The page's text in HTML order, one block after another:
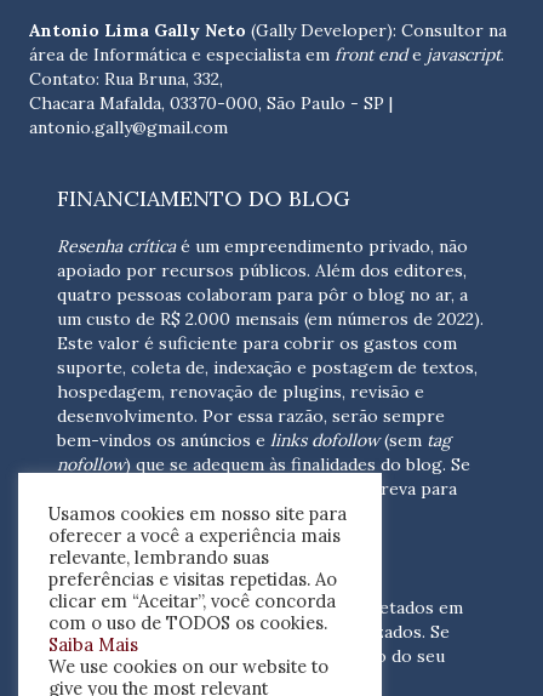
Antonio Lima Gally Neto (Gally Developer): Consultor na
área de Informática e especialista em front ende javascript.
Contato: Rua Bruna, 332,
Chacara Mafalda, 03370-000, São Paulo - SP |
antonio.gally@gmail.com
FINANCIAMENTO DO BLOG
Resenha críticaé um empreendimento privado, não
apoiado por recursos públicos. Além dos editores,
quatro pessoas colaboram para pôr o blog no ar, a
um custo de R$ 2.000 mensais (em números de 2022).
Este valor é suficiente para cobrir os gastos com
suporte, coleta de, indexação e postagem de textos,
hospedagem, renovação de plugins, revisão e
desenvolvimento. Por essa razão, serão sempre
bem-vindos os anúncios e links dofollow(sem tag
nofollow) que se adequem às finalidades do blog. Se
escreva para
nós(contato@resenhacritica.com.br)
FONTES E ACERVO
As resenhas, dossiês e sumários são coletados em
periódicos acadêmicos e sites especializados. Se
você tem interesse em divulgar o acervo do seu
periódico, escreva para nós
Usamos cookies em nosso site para
oferecer a você a experiência mais
relevante, lembrando suas
preferências e visitas repetidas. Ao
clicar em “Aceitar”, você concorda
com o uso de TODOS os cookies.
Saiba Mais
We use cookies on our website to
give you the most relevant